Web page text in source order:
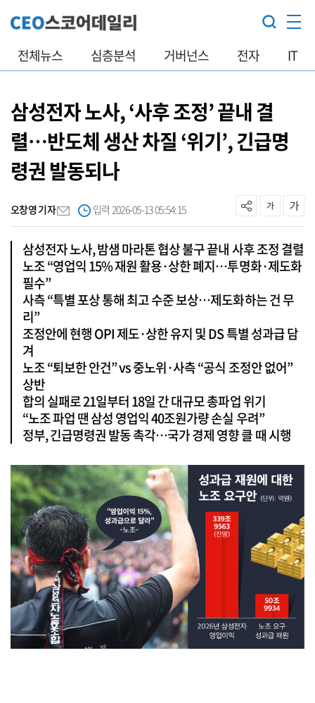
전체뉴스 심층분석 거버넌스 전자 IT
삼성전자 노사, ‘사후 조정’ 끝내 결
렬…반도체 생산 차질 ‘위기’, 긴급명
령권 발동되나
오창영 기자 입력 2026-05-13 05:54:15
삼성전자 노사, 밤샘 마라톤 협상 불구 끝내 사후 조정 결렬
노조 “영업익 15% 재원 활용·상한 폐지…투명화·제도화
필수”
사측 “특별 포상 통해 최고 수준 보상…제도화하는 건 무
리”
조정안에 현행 OPI 제도·상한 유지 및 DS 특별 성과급 담
겨
노조 “퇴보한 안건” vs 중노위·사측 “공식 조정안 없어”
상반
합의 실패로 21일부터 18일 간 대규모 총파업 위기
“노조 파업 땐 삼성 영업익 40조원가량 손실 우려”
정부, 긴급명령권 발동 촉각…국가 경제 영향 클 때 시행